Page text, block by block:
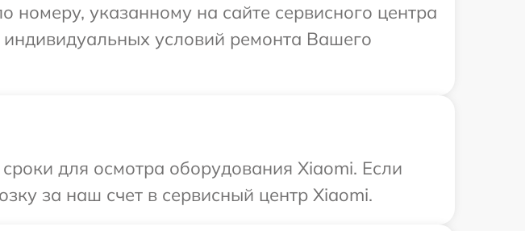
указанному на сайте сервисного центра
условий ремонта Вашего
для осмотра оборудования Xiaomi. Если
за наш счет в сервисный центр Xiaomi.